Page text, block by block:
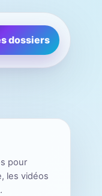
dossiers
pour
les vidéos